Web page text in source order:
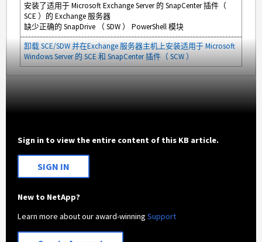
安装了适用于Microsoft Exchange Server 的 SnapCenter 插件（
SCE ）的 Exchange 服务器
缺少正确的 SnapDrive （ SDW ） PowerShell 模块
卸载 SCE/SDW 并在Exchange 服务器主机上安装适用于 Microsoft
Windows Server 的 SCE 和 SnapCenter 插件（ SCW ）
Sign in to view the entire content of this KB article.
SIGN IN
New to NetApp?
Learn more about our award-winningSupport